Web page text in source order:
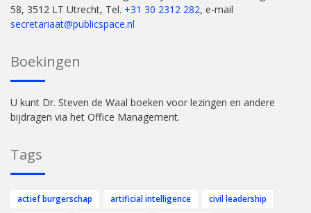
58, 3512 LT Utrecht, Tel. +31 30 2312 282, e-mail
secretariaat@publicspace.nl
Boekingen
U kunt Dr. Steven de Waal boeken voor lezingen en andere
bijdragen via het Office Management.
Tags
actief burgerschap artificial intelligence
civil leadership